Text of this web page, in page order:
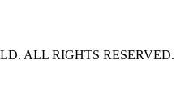
ALL RIGHTS RESERVED.